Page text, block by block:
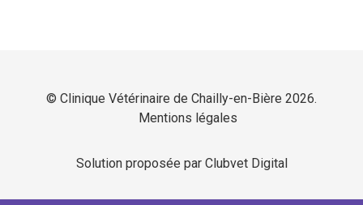
© Clinique Vétérinaire de Chailly-en-Bière 2026.
Mentions légales
Solution proposée par Clubvet Digital